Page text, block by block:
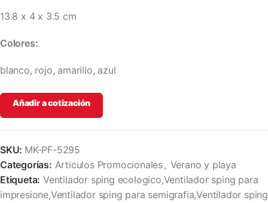
13.8 x 4 x 3.5 cm
Colores:
blanco, rojo, amarillo, azul
Añadir a cotización
SKU: MK-PF-5295
Categorías: Articulos Promocionales, Verano y playa
Etiqueta: Ventilador sping ecologico,Ventilador sping para
impresione,Ventilador sping para semigrafia,Ventilador sping